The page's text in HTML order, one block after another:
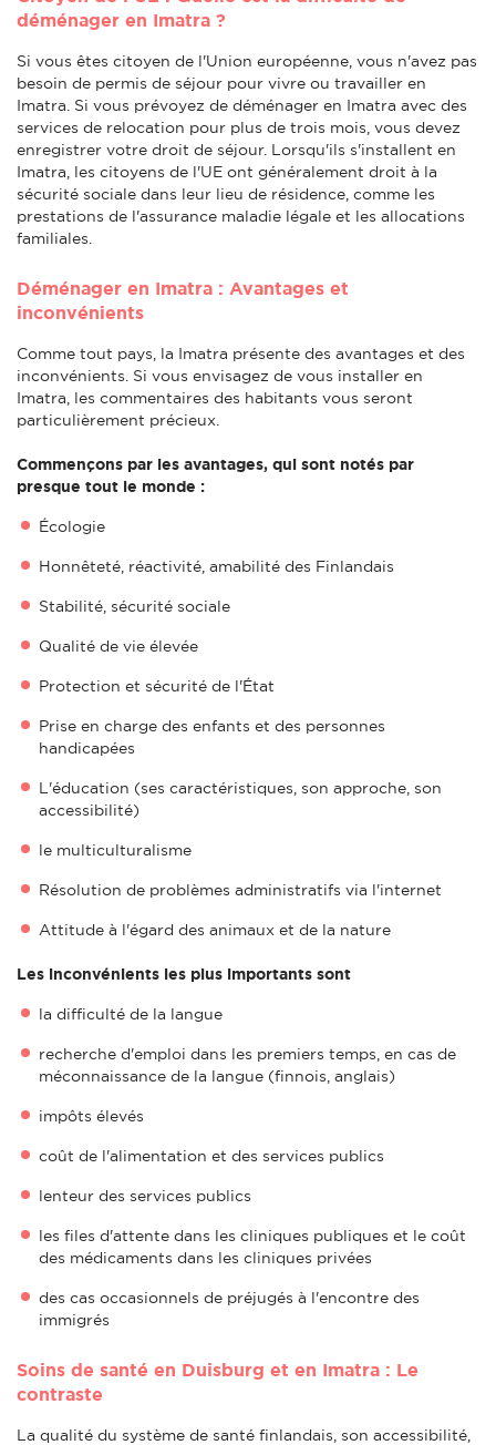
déménager en Imatra ?
Si vous êtes citoyen de l'Union européenne, vous n'avez pas
besoin de permis de séjour pour vivre ou travailler en
Imatra. Si vous prévoyez de déménager en Imatra avec des
services de relocation pour plus de trois mois, vous devez
enregistrer votre droit de séjour. Lorsqu'ils s'installent en
Imatra, les citoyens de l'UE ont généralement droit à la
sécurité sociale dans leur lieu de résidence, comme les
prestations de l'assurance maladie légale et les allocations
familiales.
Déménager en Imatra : Avantages et
inconvénients
Comme tout pays, la Imatra présente des avantages et des
inconvénients. Si vous envisagez de vous installer en
Imatra, les commentaires des habitants vous seront
particulièrement précieux.
Commençons par les avantages, qui sont notés par
presque tout le monde :
Écologie
Honnêteté, réactivité, amabilité des Finlandais
Stabilité, sécurité sociale
Qualité de vie élevée
Protection et sécurité de l'État
Prise en charge des enfants et des personnes
handicapées
L'éducation (ses caractéristiques, son approche, son
accessibilité)
le multiculturalisme
Résolution de problèmes administratifs via l'internet
Attitude à l'égard des animaux et de la nature
Les inconvénients les plus importants sont
la difficulté de la langue
recherche d'emploi dans les premiers temps, en cas de
méconnaissance de la langue (finnois, anglais)
impôts élevés
coût de l'alimentation et des services publics
lenteur des services publics
les files d'attente dans les cliniques publiques et le coût
des médicaments dans les cliniques privées
des cas occasionnels de préjugés à l'encontre des
immigrés
Soins de santé en Duisburg et en Imatra : Le
contraste
La qualité du système de santé finlandais, son accessibilité,